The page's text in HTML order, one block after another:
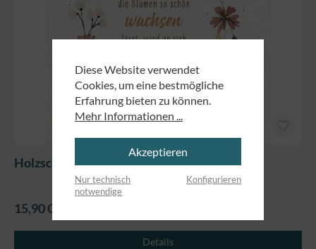
Holzschild klein - Um dich kümmern
15,90 CHF
Details
Diese Website verwendet
Cookies, um eine bestmögliche
Erfahrung bieten zu können.
Mehr Informationen ...
Akzeptieren
Nur technisch
notwendige
Konfigurieren